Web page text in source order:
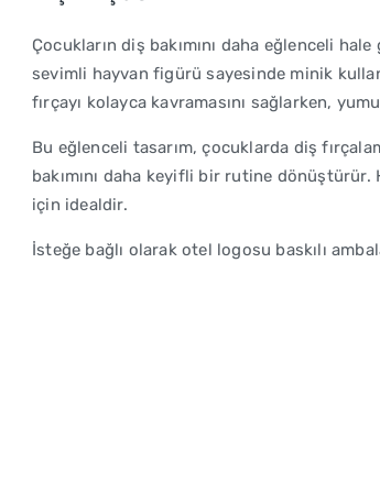
Çocukların diş bakımını daha eğlenceli
sevimli hayvan figürü sayesinde minik
fırçayı kolayca kavramasını sağlarken,
Bu eğlenceli tasarım, çocuklarda diş
bakımını daha keyifli bir rutine dönüştürür.
için idealdir.
İsteğe bağlı olarak otel logosu baskılı